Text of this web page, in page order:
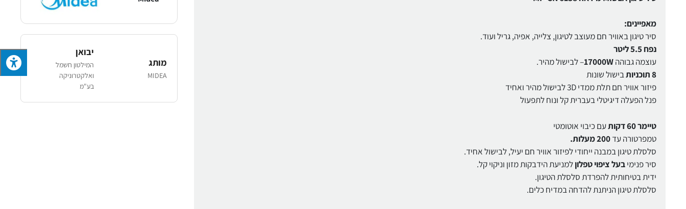
מאפיינים:
סיר טיגון באוויר חם מעוצב לטיגון, צלייה, אפיה, גריל ועוד.
נפח 5.5 ליטר
עוצמה גבוהה17000W– לבישול מהיר.
8 תוכניות
בישול שונות
פיזור אוויר חם תלת ממדי 3D לבישול מהיר ואחיד
פנל הפעלה דיגיטלי בעברית קל ונוח לתפעול
טיימר 60 דקות
עם כיבוי אוטומטי
טמפרטורה עד200 מעלות.
סלסלת טיגון במבנה ייחודי לפיזור אוויר חם יעיל, לבישול אחיד.
סיר פנימיבעל ציפוי טפלוןלמניעת הידבקות מזון וניקוי קל.
ידית בטיחותית להפרדת סלסלת הטיגון.
סלסלת טיגון הניתנת להדחה במדיח כלים.
מותג
MIDEA
יבואן
המילטון חשמל
ואלקטרוניקה
בע"מ